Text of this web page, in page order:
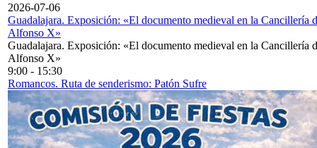
2026-07-06
Guadalajara. Exposición: «El documento medieval en la Cancillería
Alfonso X»
Guadalajara. Exposición: «El documento medieval en la Cancillería
Alfonso X»
9:00 - 15:30
Romancos. Ruta de senderismo: Patón Sufre